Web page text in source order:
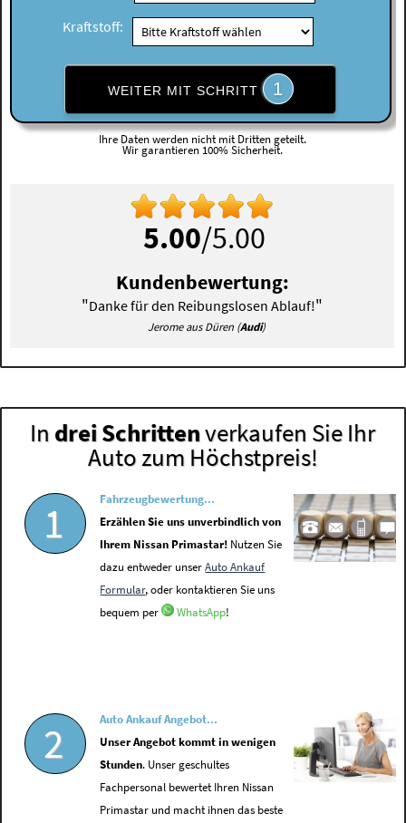
Kraftstoff:
WEITER MIT SCHRITT 1
Ihre Daten werden nicht mit Dritten geteilt.
Wir garantieren 100% Sicherheit.
5.00/5.00
Kundenbewertung:
"Danke für den Reibungslosen Ablauf!"
Jerome aus Düren (Audi)
In drei Schrittenverkaufen Sie Ihr
Auto zum Höchstpreis!
1
Fahrzeugbewertung...
Erzählen Sie uns unverbindlich von
Ihrem Nissan Primastar! Nutzen Sie
dazu entweder unserAuto Ankauf
Formular, oder kontaktieren Sie uns
bequem per
WhatsApp!
2
Auto Ankauf Angebot...
Unser Angebot kommt in wenigen
Stunden. Unser geschultes
Fachpersonal bewertet Ihren Nissan
Primastar und macht ihnen das beste